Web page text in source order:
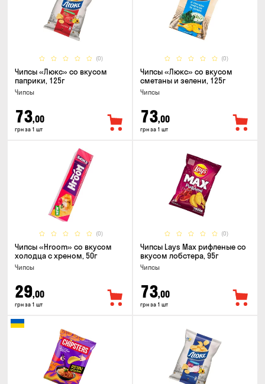
(0)
Чипсы «Люкс» со вкусом
паприки, 125г
Чипсы
73,00
грн за 1 шт
(0)
Чипсы «Люкс» со вкусом
сметаны и зелени, 125г
Чипсы
73,00
грн за 1 шт
(0)
Чипсы «Hroom» со вкусом
холодца с хреном, 50г
Чипсы
29,00
грн за 1 шт
(0)
Чипсы Lays Max рифленые со
вкусом лобстера, 95г
Чипсы
73,00
грн за 1 шт